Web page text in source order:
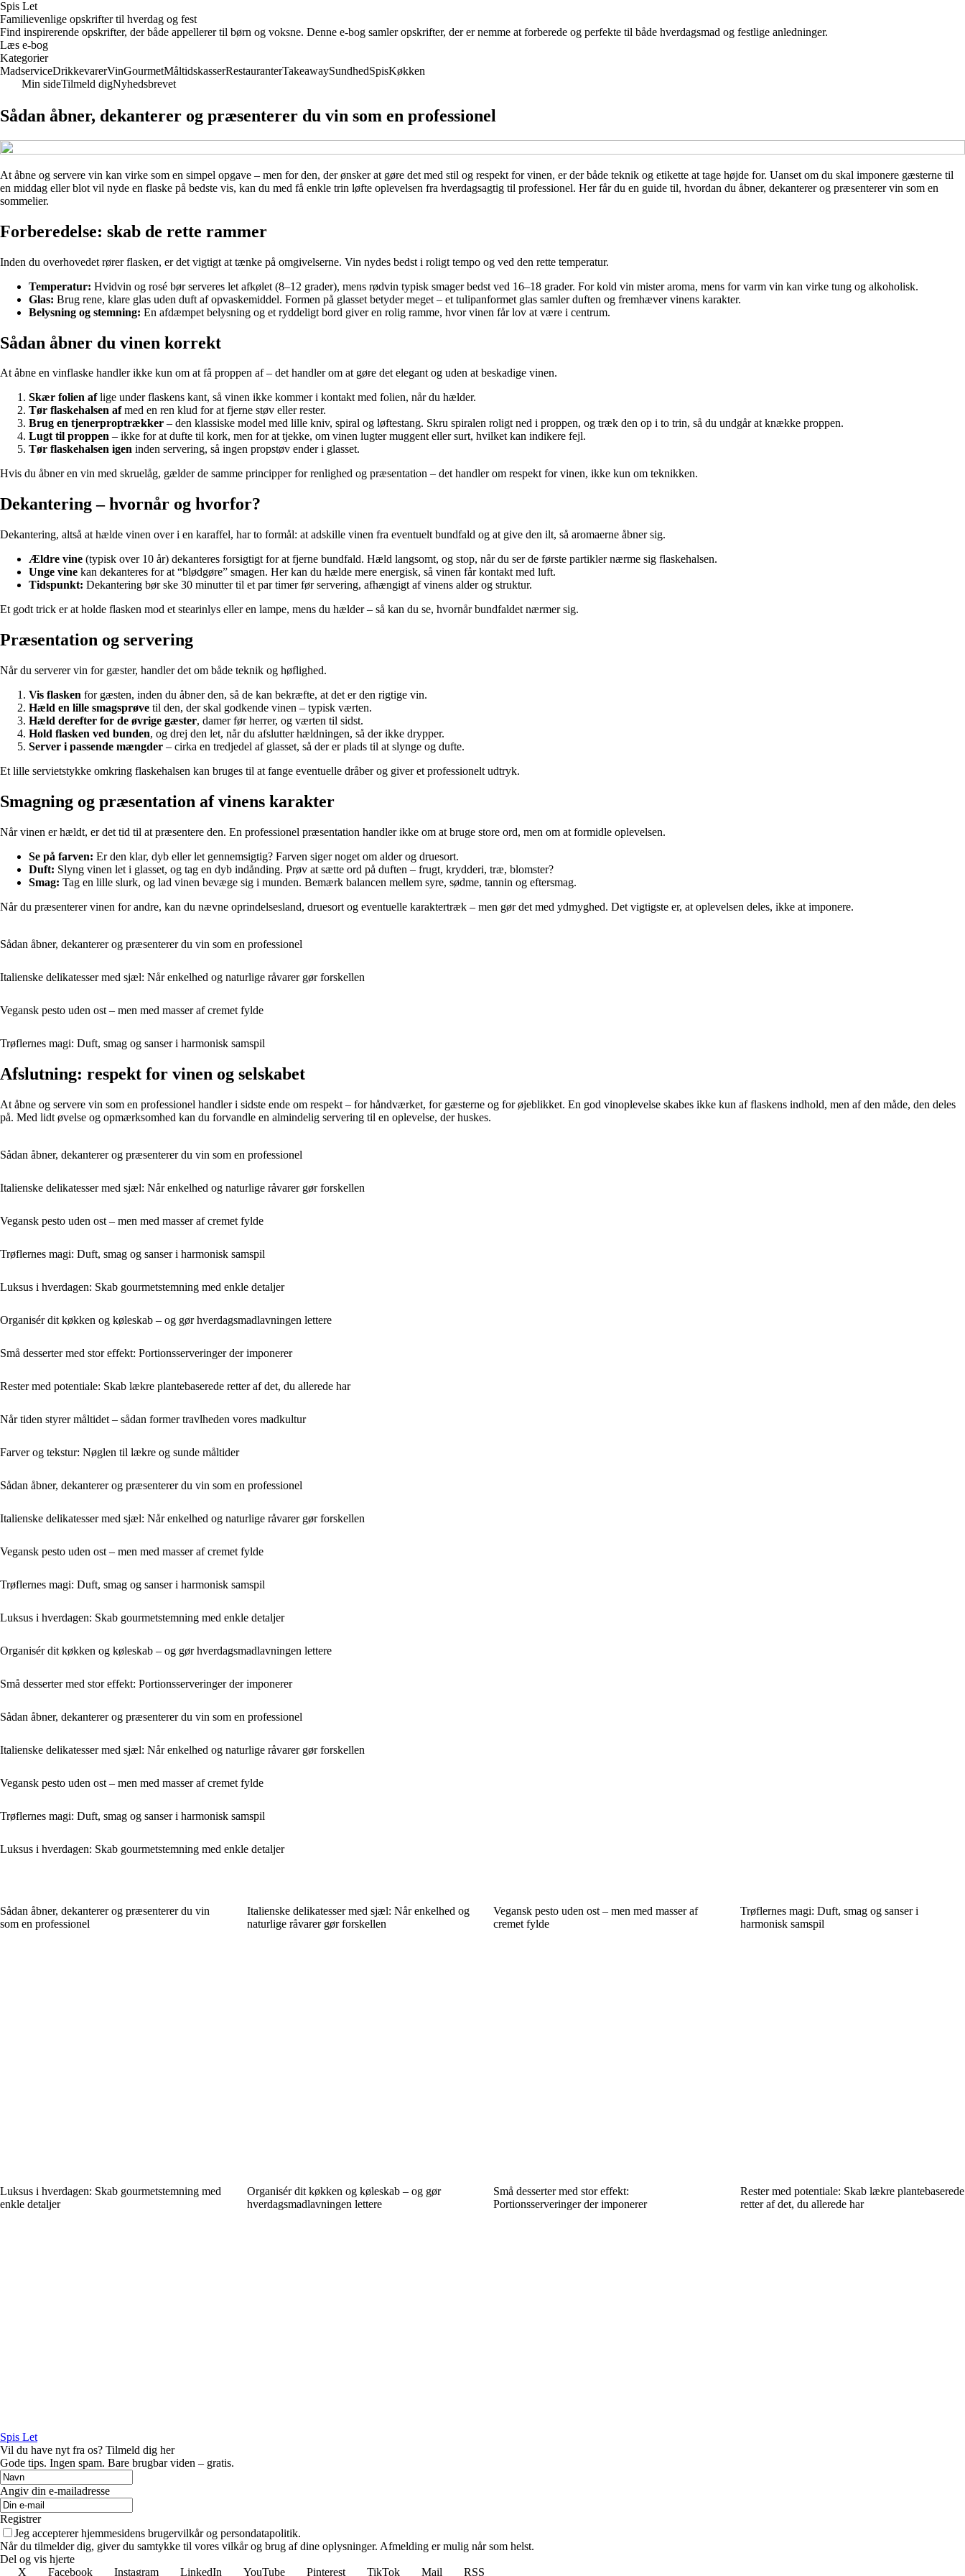
Spis Let
Familievenlige opskrifter til hverdag og fest
Find inspirerende opskrifter, der både appellerer til børn og voksne. Denne e-bog samler opskrifter, der er nemme at forberede og perfekte til både hverdagsmad og festlige anledninger.
Læs e-bog
Kategorier
MadserviceDrikkevarerVinGourmetMåltidskasserRestauranterTakeawaySundhedSpisKøkken
Min sideTilmeld digNyhedsbrevet
Sådan åbner, dekanterer og præsenterer du vin som en professionel
At åbne og servere vin kan virke som en simpel opgave – men for den, der ønsker at gøre det med stil og respekt for vinen, er der både teknik og etikette at tage højde for. Uanset om du skal imponere gæsterne til
en middag eller blot vil nyde en flaske på bedste vis, kan du med få enkle trin løfte oplevelsen fra hverdagsagtig til professionel. Her får du en guide til, hvordan du åbner, dekanterer og præsenterer vin som en
sommelier.
Forberedelse: skab de rette rammer
Inden du overhovedet rører flasken, er det vigtigt at tænke på omgivelserne. Vin nydes bedst i roligt tempo og ved den rette temperatur.
Temperatur: Hvidvin og rosé bør serveres let afkølet (8–12 grader), mens rødvin typisk smager bedst ved 16–18 grader. For kold vin mister aroma, mens for varm vin kan virke tung og alkoholisk.
Glas: Brug rene, klare glas uden duft af opvaskemiddel. Formen på glasset betyder meget – et tulipanformet glas samler duften og fremhæver vinens karakter.
Belysning og stemning: En afdæmpet belysning og et ryddeligt bord giver en rolig ramme, hvor vinen får lov at være i centrum.
Sådan åbner du vinen korrekt
At åbne en vinflaske handler ikke kun om at få proppen af – det handler om at gøre det elegant og uden at beskadige vinen.
Skær folien aflige under flaskens kant, så vinen ikke kommer i kontakt med folien, når du hælder.
Tør flaskehalsen afmed en ren klud for at fjerne støv eller rester.
Brug en tjenerproptrækker – den klassiske model med lille kniv, spiral og løftestang. Skru spiralen roligt ned i proppen, og træk den op i to trin, så du undgår at knække proppen.
Lugt til proppen – ikke for at dufte til kork, men for at tjekke, om vinen lugter muggent eller surt, hvilket kan indikere fejl.
Tør flaskehalsen igen inden servering, så ingen propstøv ender i glasset.
Hvis du åbner en vin med skruelåg, gælder de samme principper for renlighed og præsentation – det handler om respekt for vinen, ikke kun om teknikken.
Dekantering – hvornår og hvorfor?
Dekantering, altså at hælde vinen over i en karaffel, har to formål: at adskille vinen fra eventuelt bundfald og at give den ilt, så aromaerne åbner sig.
Ældre vine (typisk over 10 år) dekanteres forsigtigt for at fjerne bundfald. Hæld langsomt, og stop, når du ser de første partikler nærme sig flaskehalsen.
Unge vine kan dekanteres for at “blødgøre” smagen. Her kan du hælde mere energisk, så vinen får kontakt med luft.
Tidspunkt: Dekantering bør ske 30 minutter til et par timer før servering, afhængigt af vinens alder og struktur.
Et godt trick er at holde flasken mod et stearinlys eller en lampe, mens du hælder – så kan du se, hvornår bundfaldet nærmer sig.
Præsentation og servering
Når du serverer vin for gæster, handler det om både teknik og høflighed.
Vis flasken for gæsten, inden du åbner den, så de kan bekræfte, at det er den rigtige vin.
Hæld en lille smagsprøve til den, der skal godkende vinen – typisk værten.
Hæld derefter for de øvrige gæster, damer før herrer, og værten til sidst.
Hold flasken ved bunden, og drej den let, når du afslutter hældningen, så der ikke drypper.
Server i passende mængder – cirka en tredjedel af glasset, så der er plads til at slynge og dufte.
Et lille servietstykke omkring flaskehalsen kan bruges til at fange eventuelle dråber og giver et professionelt udtryk.
Smagning og præsentation af vinens karakter
Når vinen er hældt, er det tid til at præsentere den. En professionel præsentation handler ikke om at bruge store ord, men om at formidle oplevelsen.
Se på farven: Er den klar, dyb eller let gennemsigtig? Farven siger noget om alder og druesort.
Duft: Slyng vinen let i glasset, og tag en dyb indånding. Prøv at sætte ord på duften – frugt, krydderi, træ, blomster?
Smag: Tag en lille slurk, og lad vinen bevæge sig i munden. Bemærk balancen mellem syre, sødme, tannin og eftersmag.
Når du præsenterer vinen for andre, kan du nævne oprindelsesland, druesort og eventuelle karaktertræk – men gør det med ydmyghed. Det vigtigste er, at oplevelsen deles, ikke at imponere.
Sådan åbner, dekanterer og præsenterer du vin som en professionel
Italienske delikatesser med sjæl: Når enkelhed og naturlige råvarer gør forskellen
Vegansk pesto uden ost – men med masser af cremet fylde
Trøflernes magi: Duft, smag og sanser i harmonisk samspil
Afslutning: respekt for vinen og selskabet
At åbne og servere vin som en professionel handler i sidste ende om respekt – for håndværket, for gæsterne og for øjeblikket. En god vinoplevelse skabes ikke kun af flaskens indhold, men af den måde, den deles
på. Med lidt øvelse og opmærksomhed kan du forvandle en almindelig servering til en oplevelse, der huskes.
Sådan åbner, dekanterer og præsenterer du vin som en professionel
Italienske delikatesser med sjæl: Når enkelhed og naturlige råvarer gør forskellen
Vegansk pesto uden ost – men med masser af cremet fylde
Trøflernes magi: Duft, smag og sanser i harmonisk samspil
Luksus i hverdagen: Skab gourmetstemning med enkle detaljer
Organisér dit køkken og køleskab – og gør hverdagsmadlavningen lettere
Små desserter med stor effekt: Portionsserveringer der imponerer
Rester med potentiale: Skab lækre plantebaserede retter af det, du allerede har
Når tiden styrer måltidet – sådan former travlheden vores madkultur
Farver og tekstur: Nøglen til lækre og sunde måltider
Sådan åbner, dekanterer og præsenterer du vin som en professionel
Italienske delikatesser med sjæl: Når enkelhed og naturlige råvarer gør forskellen
Vegansk pesto uden ost – men med masser af cremet fylde
Trøflernes magi: Duft, smag og sanser i harmonisk samspil
Luksus i hverdagen: Skab gourmetstemning med enkle detaljer
Organisér dit køkken og køleskab – og gør hverdagsmadlavningen lettere
Små desserter med stor effekt: Portionsserveringer der imponerer
Sådan åbner, dekanterer og præsenterer du vin som en professionel
Italienske delikatesser med sjæl: Når enkelhed og naturlige råvarer gør forskellen
Vegansk pesto uden ost – men med masser af cremet fylde
Trøflernes magi: Duft, smag og sanser i harmonisk samspil
Luksus i hverdagen: Skab gourmetstemning med enkle detaljer
Sådan åbner, dekanterer og præsenterer du vin
som en professionel
Italienske delikatesser med sjæl: Når enkelhed og
naturlige råvarer gør forskellen
Vegansk pesto uden ost – men med masser af
cremet fylde
Trøflernes magi: Duft, smag og sanser i
harmonisk samspil
Luksus i hverdagen: Skab gourmetstemning med
enkle detaljer
Organisér dit køkken og køleskab – og gør
hverdagsmadlavningen lettere
Små desserter med stor effekt:
Portionsserveringer der imponerer
Rester med potentiale: Skab lækre plantebaserede
retter af det, du allerede har
Spis Let
Vil du have nyt fra os? Tilmeld dig her
Gode tips. Ingen spam. Bare brugbar viden – gratis.
Angiv din e-mailadresse
Registrer
Jeg accepterer hjemmesidens brugervilkår og persondatapolitik.
Når du tilmelder dig, giver du samtykke til vores vilkår og brug af dine oplysninger. Afmelding er mulig når som helst.
Del og vis hjerte
X
Facebook Instagram LinkedIn YouTube Pinterest TikTok Mail RSS